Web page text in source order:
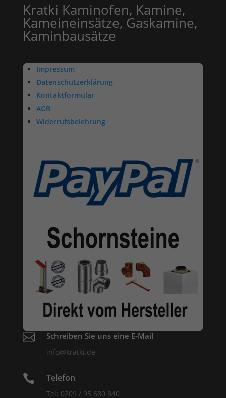
 Schreiben Sie uns eine E-Mail
info@kratki.de
 Telefon
Tel: 0209 / 95 680 840
Kratki Kaminofen, Kamine,
Kameineinsätze, Gaskamine,
Kaminbausätze
Impressum
Datenschutzerklärung
Kontaktformular
AGB
Widerrufsbelehrung